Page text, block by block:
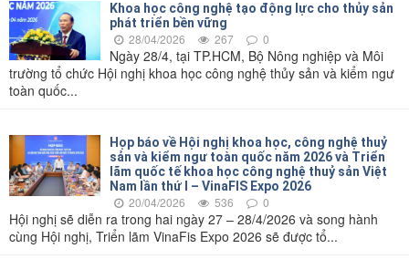
Khoa học công nghệ tạo động lực cho thủy sản
phát triển bền vững
28/04/2026 267 0
Ngày 28/4, tại TP.HCM, Bộ Nông nghiệp và Môi
trường tổ chức Hội nghị khoa học công nghệ thủy sản và kiểm ngư
toàn quốc...
Họp báo về Hội nghị khoa học, công nghệ thuỷ
sản và kiểm ngư toàn quốc năm 2026 và Triển
lãm quốc tế khoa học công nghệ thuỷ sản Việt
Nam lần thứ I – VinaFIS Expo 2026
20/04/2026 536 0
Hội nghị sẽ diễn ra trong hai ngày 27 – 28/4/2026 và song hành
cùng Hội nghị, Triển lãm VinaFis Expo 2026 sẽ được tổ...